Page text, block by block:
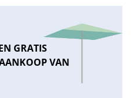
GRATIS
VAN